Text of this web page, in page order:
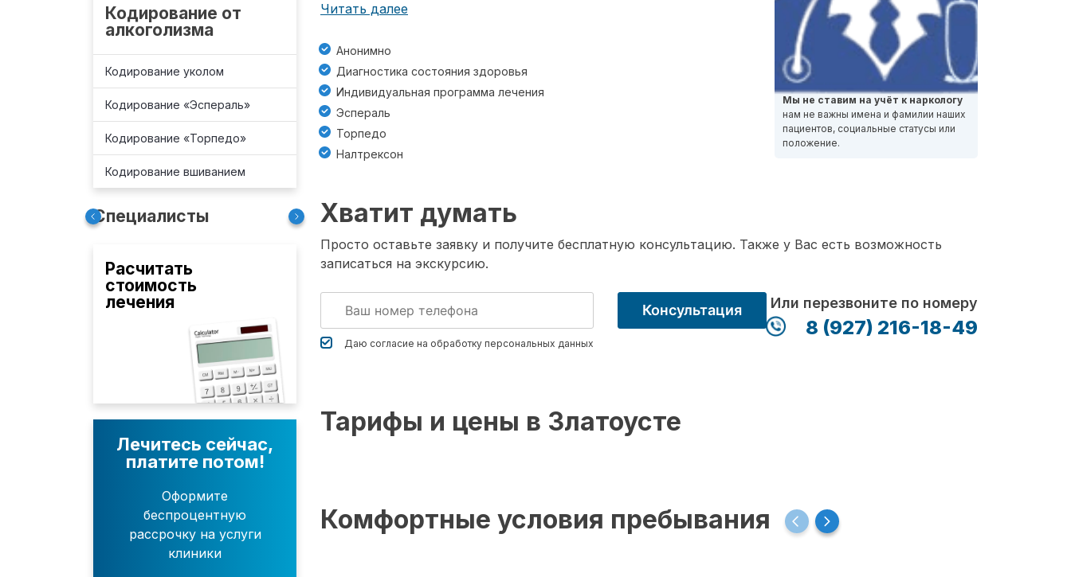
Кодирование от
алкоголизма
Кодирование уколом
Кодирование «Эспераль»
Кодирование «Торпедо»
Кодирование вшиванием
Специалисты
Расчитать
стоимость
лечения
Лечитесь сейчас,
платите потом!
Оформите
беспроцентную
рассрочку на услуги
клиники
Читать далее
Анонимно
Диагностика состояния здоровья
Индивидуальная программа лечения
Эспераль
Торпедо
Налтрексон
Мы не ставим на учёт к наркологу
нам не важны имена и фамилии наших
пациентов, социальные статусы или
положение.
Хватит думать
Просто оставьте заявку и получите бесплатную консультацию. Также у Вас есть возможность
записаться на экскурсию.
Даю согласие на обработку персональных данных
Консультация Или перезвоните по номеру
8 (927) 216-18-49
Тарифы и цены в Златоусте
Комфортные условия пребывания